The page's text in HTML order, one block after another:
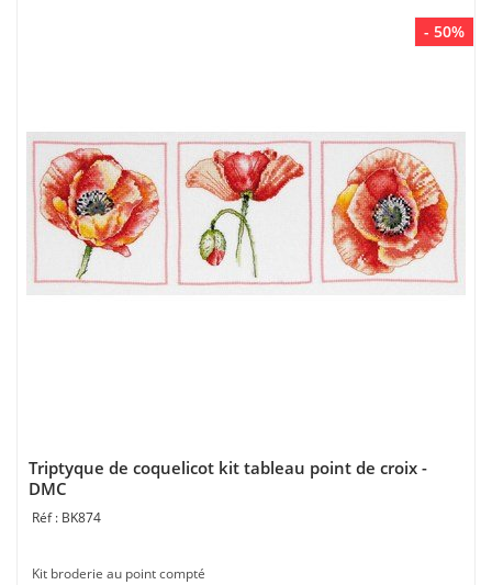
- 50%
Triptyque de coquelicot kit tableau point de croix -
DMC
BK874
Kit broderie au point compté